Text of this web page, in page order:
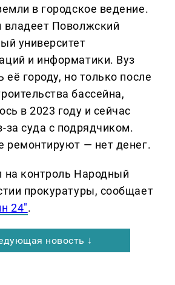
в городское ведение.
владеет Поволжский
университет
и информатики. Вуз
её городу, но только после
бассейна,
в 2023 году и сейчас
за суда с подрядчиком.
ремонтируют — нет денег.
на контроль Народный
прокуратуры, сообщает
24".
новость ↓